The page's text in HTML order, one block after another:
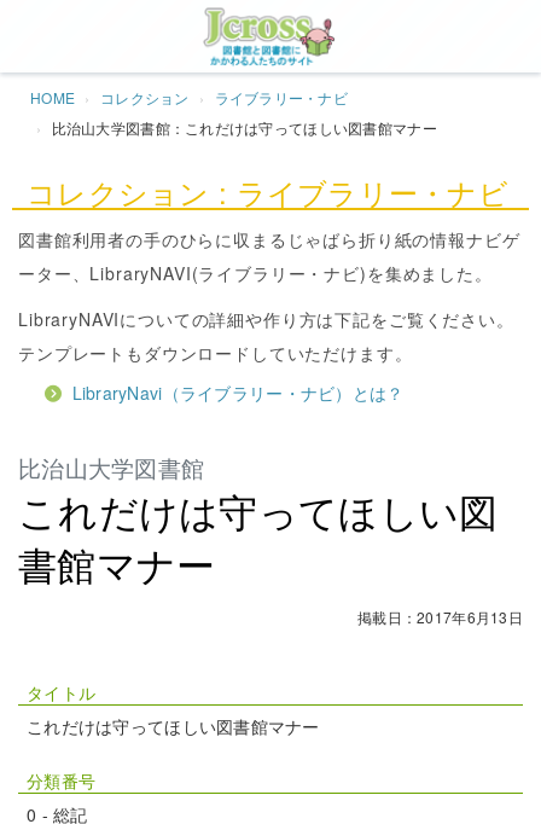
HOME コレクション
ライブラリー・ナビ
比治山大学図書館：これだけは守ってほしい図書館マナー
コレクション : ライブラリー・ナビ
図書館利用者の手のひらに収まるじゃばら折り紙の情報ナビゲ
ーター、LibraryNAVI(ライブラリー・ナビ)を集めました。
LibraryNAVIについての詳細や作り方は下記をご覧ください。
テンプレートもダウンロードしていただけます。
LibraryNavi（ライブラリー・ナビ）とは？
比治山大学図書館
これだけは守ってほしい図
書館マナー
掲載日：2017年6月13日
タイトル
これだけは守ってほしい図書館マナー
分類番号
0 - 総記